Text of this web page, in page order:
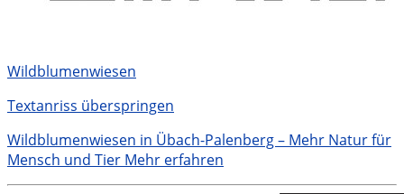
Wildblumenwiesen
Textanriss überspringen
Wildblumenwiesen in Übach-Palenberg – Mehr Natur für
Mensch und Tier Mehr erfahren